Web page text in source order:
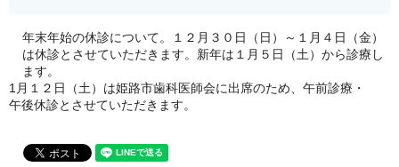
年末年始の休診について。１２月３０日（日）～１月４日（金）
は休診とさせていただきます。新年は１月５日（土）から診療し
ます。
1月１２日（土）は姫路市歯科医師会に出席のため、午前診療・
午後休診とさせていただきます。